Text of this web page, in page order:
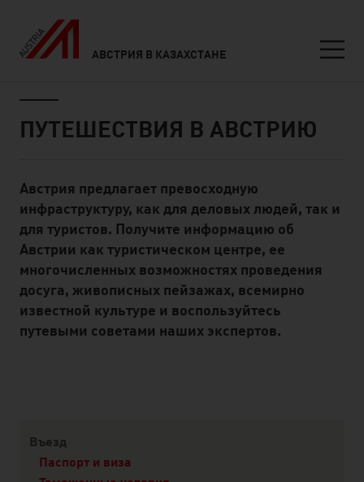
АВСТРИЯ В КАЗАХСТАНЕ
ПУТЕШЕСТВИЯ В АВСТРИЮ
Standard Content Module
Австрия предлагает превосходную
инфраструктуру, как для деловых людей, так и
для туристов. Получите информацию об
Австрии как туристическом центре, ее
многочисленных возможностях проведения
досуга, живописных пейзажах, всемирно
известной культуре и воспользуйтесь
путевыми советами наших экспертов.
Въезд
Паспорт и виза